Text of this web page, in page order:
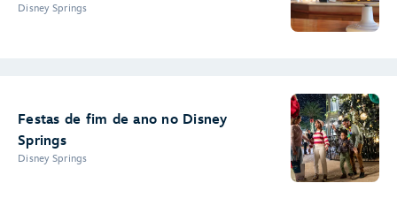
Disney Springs
Festas de fim de ano no Disney
Springs
Disney Springs